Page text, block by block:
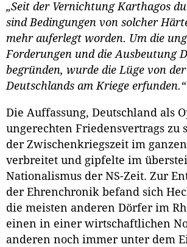
„Seit der Vernichtung Karthagos
sind Bedingungen von solcher
mehr auferlegt worden. Um die
Forderungen und die Ausbeutung
begründen, wurde die Lüge von
Deutschlands am Kriege erfunden.“
Die Auffassung, Deutschland als
ungerechten Friedensvertrags zu
der Zwischenkriegszeit im
verbreitet und gipfelte im
Nationalismus der NS-Zeit. Zur
der Ehrenchronik befand sich
die meisten anderen Dörfer im
einen in einer wirtschaftlichen
anderen noch immer unter dem